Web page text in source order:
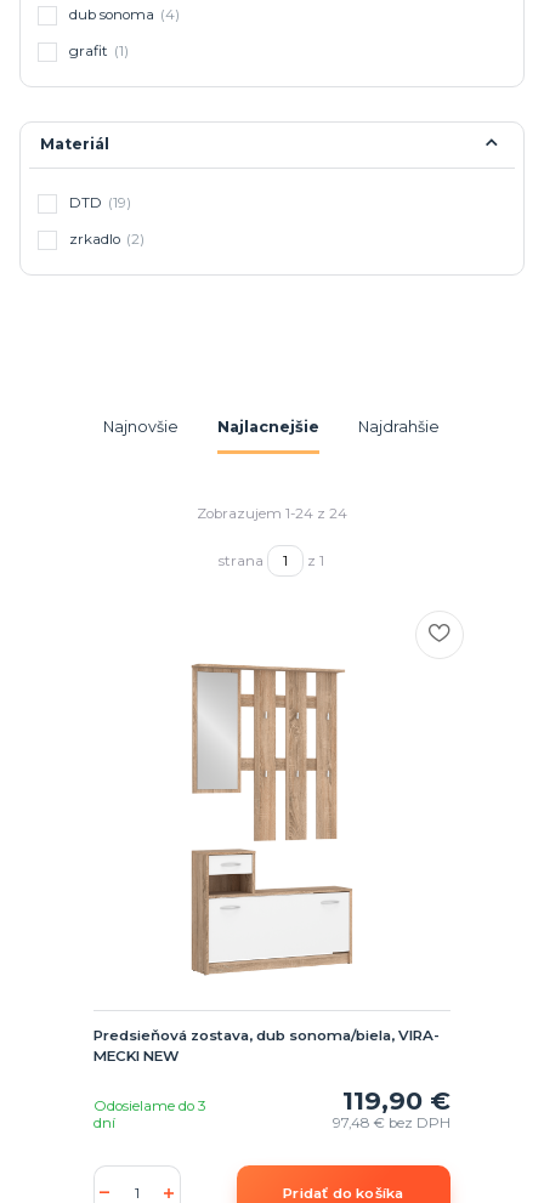
dub sonoma (4)
grafit (1)
Materiál
DTD (19)
zrkadlo (2)
Najnovšie Najlacnejšie Najdrahšie
Zobrazujem 1-24 z 24
strana z 1
Predsieňová zostava, dub sonoma/biela, VIRA-
MECKI NEW
119,90 €
97,48 € bez DPH
Odosielame do 3
dní
Pridať do košíka